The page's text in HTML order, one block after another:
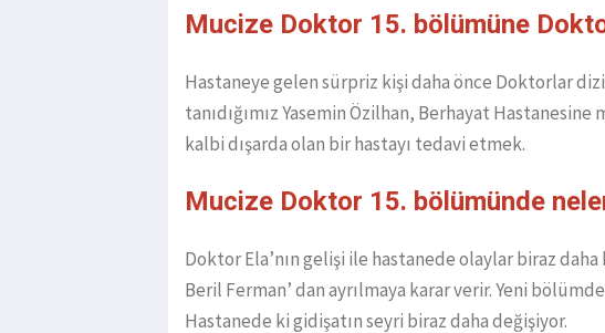
Mucize Doktor 15. bölümüne
Hastaneye gelen sürpriz kişi daha önce Doktorlar
tanıdığımız Yasemin Özilhan, Berhayat
kalbi dışarda olan bir hastayı tedavi etmek.
Mucize Doktor 15. bölümünde
Doktor Ela’nın gelişi ile hastanede olaylar biraz daha
Beril Ferman’ dan ayrılmaya karar verir. Yeni
Hastanede ki gidişatın seyri biraz daha değişiyor.